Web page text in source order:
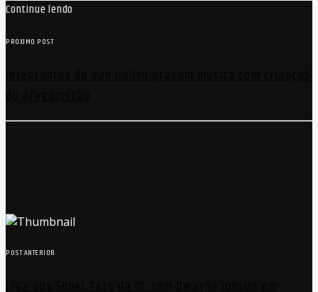
Continue lendo
PRÓXIMO POST
POST ANTERIOR